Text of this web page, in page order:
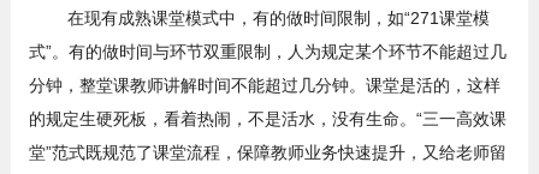
在现有成熟课堂模式中，有的做时间限制，如“271课堂模
式”。有的做时间与环节双重限制，人为规定某个环节不能超过几
分钟，整堂课教师讲解时间不能超过几分钟。课堂是活的，这样
的规定生硬死板，看着热闹，不是活水，没有生命。“三一高效课
堂”范式既规范了课堂流程，保障教师业务快速提升，又给老师留